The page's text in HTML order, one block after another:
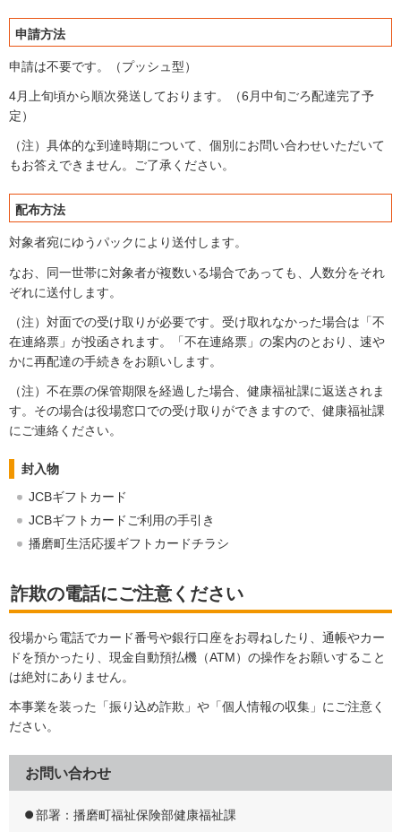
申請方法
申請は不要です。（プッシュ型）
4月上旬頃から順次発送しております。（6月中旬ごろ配達完了予
定）
（注）具体的な到達時期について、個別にお問い合わせいただいて
もお答えできません。ご了承ください。
配布方法
対象者宛にゆうパックにより送付します。
なお、同一世帯に対象者が複数いる場合であっても、人数分をそれ
ぞれに送付します。
（注）対面での受け取りが必要です。受け取れなかった場合は「不
在連絡票」が投函されます。「不在連絡票」の案内のとおり、速や
かに再配達の手続きをお願いします。
（注）不在票の保管期限を経過した場合、健康福祉課に返送されま
す。その場合は役場窓口での受け取りができますので、健康福祉課
にご連絡ください。
封入物
JCBギフトカード
JCBギフトカードご利用の手引き
播磨町生活応援ギフトカードチラシ
詐欺の電話にご注意ください
役場から電話でカード番号や銀行口座をお尋ねしたり、通帳やカー
ドを預かったり、現金自動預払機（ATM）の操作をお願いすること
は絶対にありません。
本事業を装った「振り込め詐欺」や「個人情報の収集」にご注意く
ださい。
お問い合わせ
部署：播磨町福祉保険部健康福祉課